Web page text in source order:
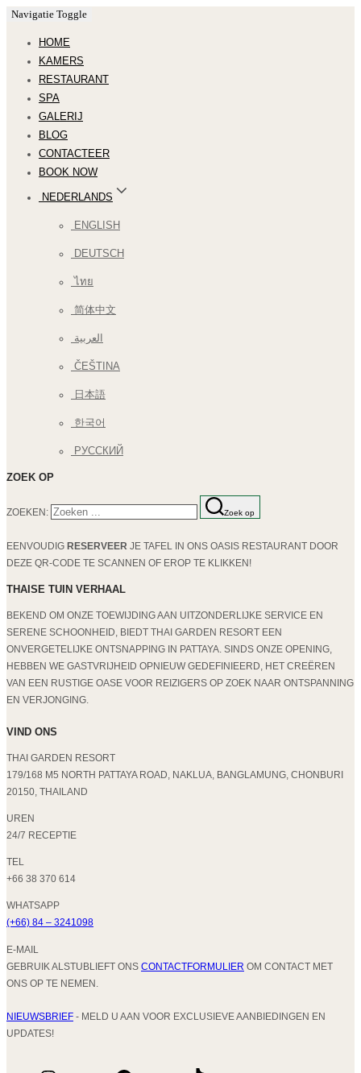
Navigatie Toggle
HOME
KAMERS
RESTAURANT
SPA
GALERIJ
BLOG
CONTACTEER
BOOK NOW
NEDERLANDS
ENGLISH
DEUTSCH
ไทย
简体中文
العربية
ČEŠTINA
日本語
한국어
РУССКИЙ
ZOEK OP
ZOEKEN: Zoek op
EENVOUDIG RESERVEER JE TAFEL IN ONS OASIS RESTAURANT DOOR
DEZE QR-CODE TE SCANNEN OF EROP TE KLIKKEN!
THAISE TUIN VERHAAL
BEKEND OM ONZE TOEWIJDING AAN UITZONDERLIJKE SERVICE EN
SERENE SCHOONHEID, BIEDT THAI GARDEN RESORT EEN
ONVERGETELIJKE ONTSNAPPING IN PATTAYA. SINDS ONZE OPENING,
HEBBEN WE GASTVRIJHEID OPNIEUW GEDEFINIEERD, HET CREËREN
VAN EEN RUSTIGE OASE VOOR REIZIGERS OP ZOEK NAAR ONTSPANNING
EN VERJONGING.
VIND ONS
THAI GARDEN RESORT
179/168 M5 NORTH PATTAYA ROAD, NAKLUA, BANGLAMUNG, CHONBURI
20150, THAILAND
UREN
24/7 RECEPTIE
TEL
+66 38 370 614
WHATSAPP
(+66) 84 – 3241098
E-MAIL
GEBRUIK ALSTUBLIEFT ONS CONTACTFORMULIER OM CONTACT MET
ONS OP TE NEMEN.
NIEUWSBRIEF - MELD U AAN VOOR EXCLUSIEVE AANBIEDINGEN EN
UPDATES!